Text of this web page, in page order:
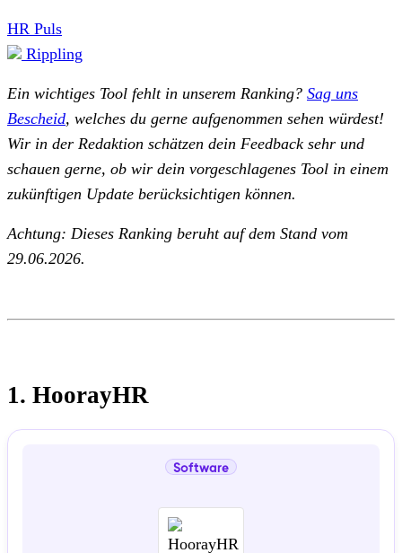
HR Puls
Rippling
Ein wichtiges Tool fehlt in unserem Ranking? Sag uns
Bescheid, welches du gerne aufgenommen sehen würdest!
Wir in der Redaktion schätzen dein Feedback sehr und
schauen gerne, ob wir dein vorgeschlagenes Tool in einem
zukünftigen Update berücksichtigen können.
Achtung: Dieses Ranking beruht auf dem Stand vom
29.06.2026.
1. HoorayHR
Software